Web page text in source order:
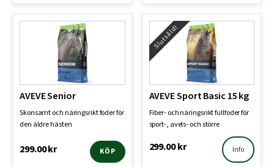
AVEVE Senior
Skonsamt och näringsrikt foder för
den äldre hästen
299.00kr KÖP
Slutsåld!
AVEVE Sport Basic 15 kg
Fiber- och näringsrikt fullfoder för
sport-, avels- och större
299.00kr Info